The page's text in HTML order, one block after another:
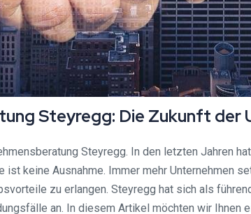
Steyregg: Die Zukunft der
Steyregg. In den letzten Jahren
keine Ausnahme. Immer mehr Unternehmen
zu erlangen. Steyregg hat sich als
an. In diesem Artikel möchten wir Ihnen